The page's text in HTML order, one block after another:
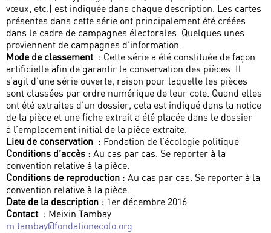
vœux, etc.) est indiquée dans chaque description. Les cartes
présentes dans cette série ont principalement été créées
dans le cadre de campagnes électorales. Quelques unes
proviennent de campagnes d’information.
Mode de classement : Cette série a été constituée de façon
artificielle afin de garantir la conservation des pièces. Il
s’agit d’une série ouverte, raison pour laquelle les pièces
sont classées par ordre numérique de leur cote. Quand elles
ont été extraites d’un dossier, cela est indiqué dans la notice
de la pièce et une fiche extrait a été placée dans le dossier
à l’emplacement initial de la pièce extraite.
Lieu de conservation : Fondation de l’écologie politique
Conditions d’accès : Au cas par cas. Se reporter à la
convention relative à la pièce.
Conditions de reproduction : Au cas par cas. Se reporter à la
convention relative à la pièce.
Date de la description : 1er décembre 2016
Contact : Meixin Tambay
m.tambay@fondationecolo.org